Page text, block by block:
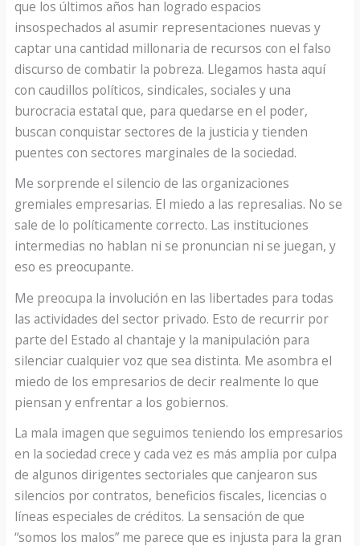
que los últimos años han logrado espacios
insospechados al asumir representaciones nuevas y
captar una cantidad millonaria de recursos con el falso
discurso de combatir la pobreza. Llegamos hasta aquí
con caudillos políticos, sindicales, sociales y una
burocracia estatal que, para quedarse en el poder,
buscan conquistar sectores de la justicia y tienden
puentes con sectores marginales de la sociedad.
Me sorprende el silencio de las organizaciones
gremiales empresarias. El miedo a las represalias. No se
sale de lo políticamente correcto. Las instituciones
intermedias no hablan ni se pronuncian ni se juegan, y
eso es preocupante.
Me preocupa la involución en las libertades para todas
las actividades del sector privado. Esto de recurrir por
parte del Estado al chantaje y la manipulación para
silenciar cualquier voz que sea distinta. Me asombra el
miedo de los empresarios de decir realmente lo que
piensan y enfrentar a los gobiernos.
La mala imagen que seguimos teniendo los empresarios
en la sociedad crece y cada vez es más amplia por culpa
de algunos dirigentes sectoriales que canjearon sus
silencios por contratos, beneficios fiscales, licencias o
líneas especiales de créditos. La sensación de que
“somos los malos” me parece que es injusta para la gran